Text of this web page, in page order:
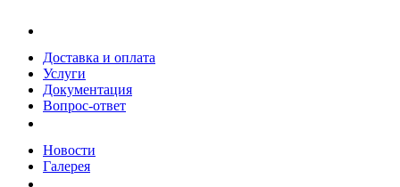
Доставка и оплата
Услуги
Документация
Вопрос-ответ
Новости
Галерея